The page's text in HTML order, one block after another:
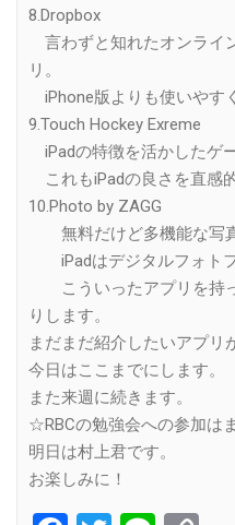
8.Dropbox
言わずと知れたオンライ
リ。
iPhone版よりも使いやす
9.Touch Hockey Exreme
iPadの特徴を活かしたゲ
これもiPadの良さを直感
10.Photo by ZAGG
無料だけど多機能な写真
iPadはデジタルフォトフ
こういったアプリを持
りします。
まだまだ紹介したいアプリ
今日はここまでにします。
また来週に続きます。
☆RBCの勉強会への参加は
明日は村上君です。
お楽しみに！